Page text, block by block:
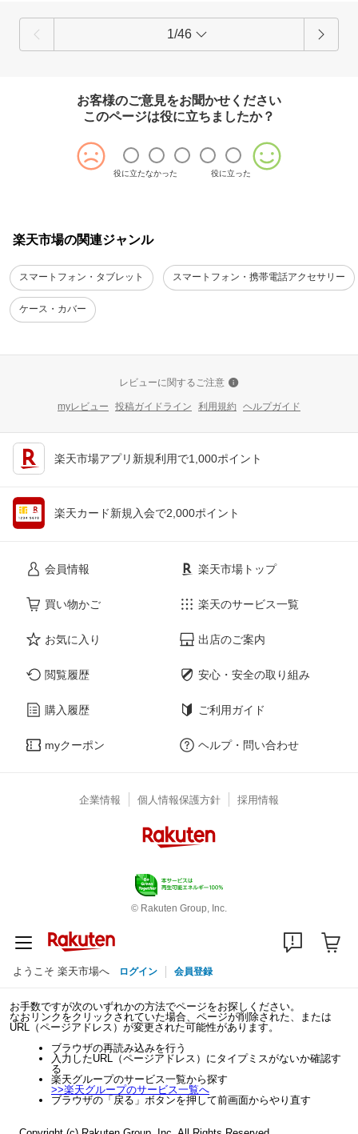
ポケットを増やしたり無くしたり、ベルト有り無し、選べるのは
他にはないと思います。
これからどんな風に変わっていくのか楽しみです。
1/46
お客様のご意見をお聞かせください
このページは役に立ちましたか？
役に立たなかった 役に立った
楽天市場の関連ジャンル
スマートフォン・タブレット スマートフォン・携帯電話アクセサリー
ケース・カバー
レビューに関するご注意
myレビュー 投稿ガイドライン 利用規約 ヘルプガイド
楽天市場アプリ新規利用で1,000ポイント
楽天カード新規入会で2,000ポイント
会員情報
買い物かご
お気に入り
閲覧履歴
購入履歴
myクーポン
楽天市場トップ
楽天のサービス一覧
出店のご案内
安心・安全の取り組み
ご利用ガイド
ヘルプ・問い合わせ
企業情報 個人情報保護方針 採用情報
© Rakuten Group, Inc.
ようこそ 楽天市場へ ログイン 会員登録
お手数ですが次のいずれかの方法でページをお探しください。
なおリンクをクリックされていた場合、ページが削除された、または
URL（ページアドレス）が変更された可能性があります。
ブラウザの再読み込みを行う
入力したURL（ページアドレス）にタイプミスがないか確認す
る
楽天グループのサービス一覧から探す
>>楽天グループのサービス一覧へ
ブラウザの「戻る」ボタンを押して前画面からやり直す